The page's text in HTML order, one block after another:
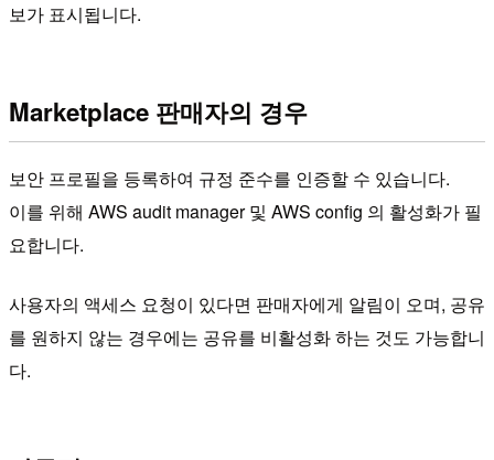
보가 표시됩니다.
Marketplace 판매자의 경우
보안 프로필을 등록하여 규정 준수를 인증할 수 있습니다.
이를 위해 AWS audit manager 및 AWS config 의 활성화가 필
요합니다.
사용자의 액세스 요청이 있다면 판매자에게 알림이 오며, 공유
를 원하지 않는 경우에는 공유를 비활성화 하는 것도 가능합니
다.